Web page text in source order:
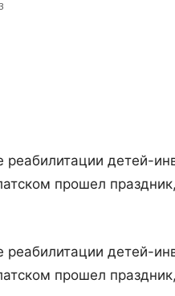
реабилитации детей-
прошел
реабилитации детей-
прошел